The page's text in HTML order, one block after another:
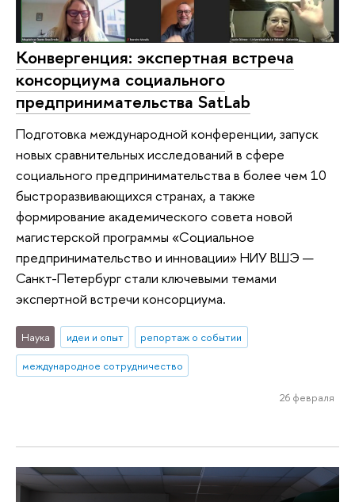
Конвергенция: экспертная встреча
консорциума социального
предпринимательства SatLab
Подготовка международной конференции, запуск
новых сравнительных исследований в сфере
социального предпринимательства в более чем 10
быстроразвивающихся странах, а также
формирование академического совета новой
магистерской программы «Социальное
предпринимательство и инновации» НИУ ВШЭ —
Санкт-Петербург стали ключевыми темами
экспертной встречи консорциума.
Наука идеи и опыт
репортаж о событии
международное сотрудничество
26 февраля